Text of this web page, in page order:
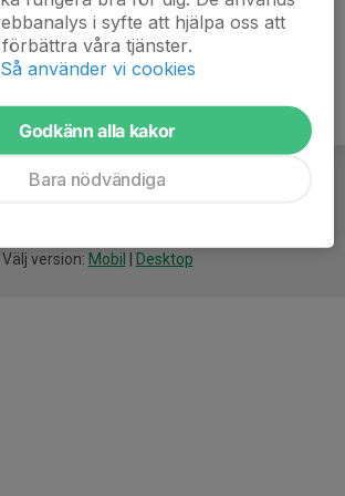
Välj version: Mobil Desktop
i syfte att hjälpa oss att
förbättra våra tjänster.
Så använder vi cookies
Godkänn alla kakor
Bara nödvändiga